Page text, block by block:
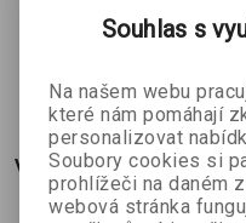
audiokniha
Ritu Mukerji
314 Kč 349 Kč
Více o knize
Souhlas s
Na našem webu
které nám pomáhají
personalizovat
Soubory cookies si
prohlížeči na daném
webová stránka